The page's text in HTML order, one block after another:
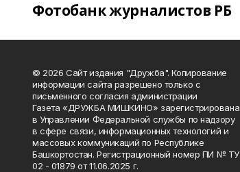
Фотобанк журналистов РБ
© 2026 Сайт издания "Дружба". Копирование
информации сайта разрешено только с
письменного согласия администрации
Газета «ДРУЖБА МИШКИНО» зарегистрирована
в Управлении Федеральной службы по надзору
в сфере связи, информационных технологий и
массовых коммуникаций по Республике
Башкортостан. Регистрационный номер ПИ № ТУ
02 - 01879 от 11.06.2025 г.